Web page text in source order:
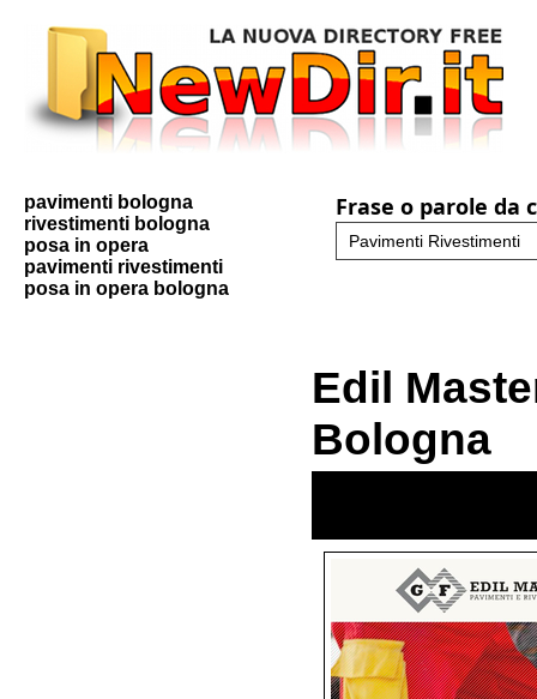
pavimenti bologna
rivestimenti bologna
posa in opera
pavimenti rivestimenti
posa in opera bologna
Frase o parole da
Edil
Bologna